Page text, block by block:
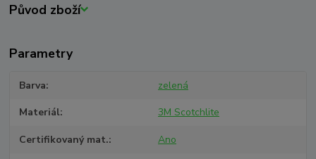
Původ zboží
Parametry
Barva zelená
Materiál 3M Scotchlite
Certifikovaný mat. Ano